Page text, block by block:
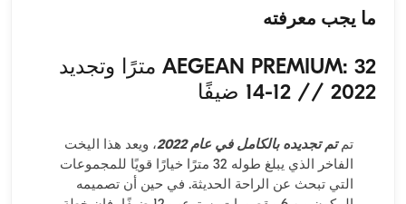
ما يجب معرفته
AEGEAN PREMIUM: 32 مترًا وتجديد
2022 // 12-14 ضيفًا
تمتم تجديده بالكامل في عام 2022
، ويعد هذا اليخت
الفاخر الذي يبلغ طوله 32 مترًا خيارًا قويًا للمجموعات
التي تبحث عن الراحة الحديثة. في حين أن تصميمه